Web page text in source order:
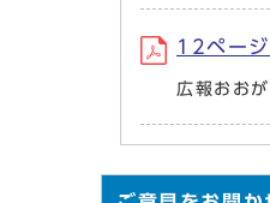
12ペー
広報おお